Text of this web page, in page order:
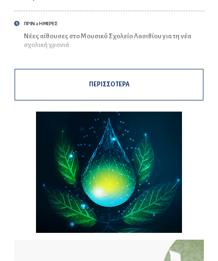
ΠΡΙΝ 2 ΗΜΕΡΕΣ
Νέες αίθουσες στο Μουσικό Σχολείο Λασιθίου για τη νέα
σχολική χρονιά
ΠΕΡΙΣΣΟΤΕΡΑ